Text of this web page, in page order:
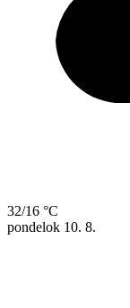
32/16 °C
pondelok 10. 8.